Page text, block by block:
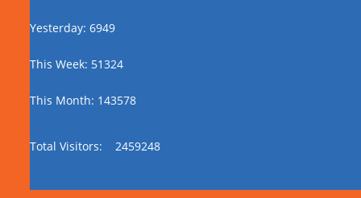
Yesterday: 6949
This Week: 51324
This Month: 143578
Total Visitors: 2459248